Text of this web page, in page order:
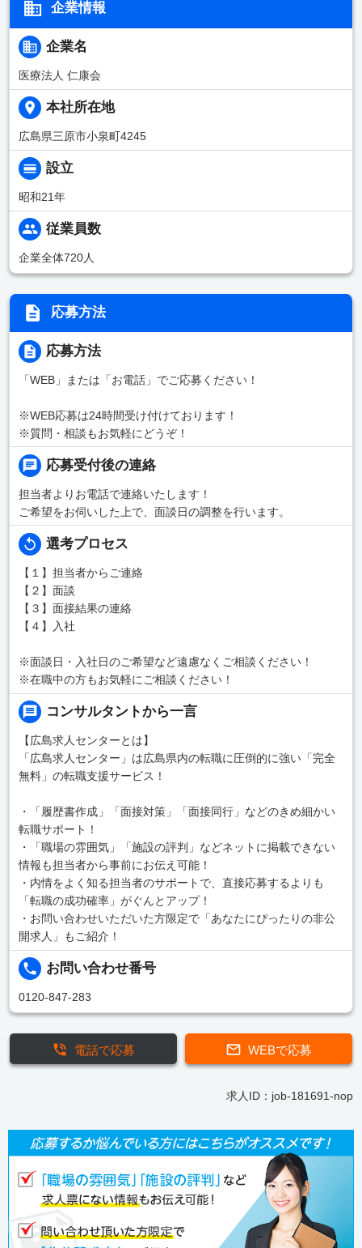
企業情報
企業名
医療法人 仁康会
本社所在地
広島県三原市小泉町4245
設立
昭和21年
従業員数
企業全体720人
応募方法
応募方法
「WEB」または「お電話」でご応募ください！
※WEB応募は24時間受け付けております！
※質問・相談もお気軽にどうぞ！
応募受付後の連絡
担当者よりお電話で連絡いたします！
ご希望をお伺いした上で、面談日の調整を行います。
選考プロセス
【１】担当者からご連絡
【２】面談
【３】面接結果の連絡
【４】入社
※面談日・入社日のご希望など遠慮なくご相談ください！
※在職中の方もお気軽にご相談ください！
コンサルタントから一言
【広島求人センターとは】
「広島求人センター」は広島県内の転職に圧倒的に強い「完全
無料」の転職支援サービス！
・「履歴書作成」「面接対策」「面接同行」などのきめ細かい
転職サポート！
・「職場の雰囲気」「施設の評判」などネットに掲載できない
情報も担当者から事前にお伝え可能！
・内情をよく知る担当者のサポートで、直接応募するよりも
「転職の成功確率」がぐんとアップ！
・お問い合わせいただいた方限定で「あなたにぴったりの非公
開求人」もご紹介！
お問い合わせ番号
0120-847-283
WEBで応募
電話で応募
求人ID：job-181691-nop